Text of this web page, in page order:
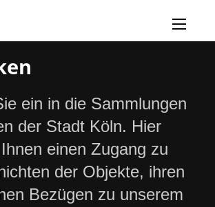
Menü
ein in die Sammlungen
der Stadt Köln. Hier
einen Zugang zu
der Objekte, ihren
Bezügen zu unserem